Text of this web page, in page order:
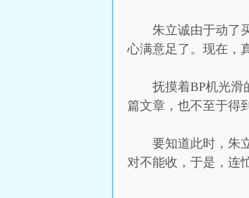
朱立诚由于动了
心满意足了。现在，
抚摸着BP机光滑
篇文章，也不至于得
要知道此时，朱
对不能收，于是，连